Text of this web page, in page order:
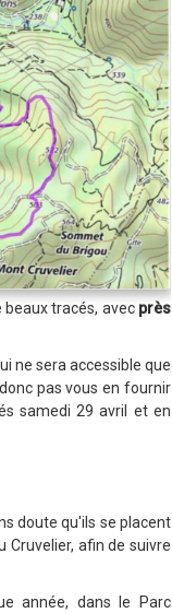
beaux tracés, avec près
ne sera accessible que
pas vous en fournir
samedi 29 avril et en
doute qu'ils se placent
Cruvelier, afin de suivre
année, dans le Parc